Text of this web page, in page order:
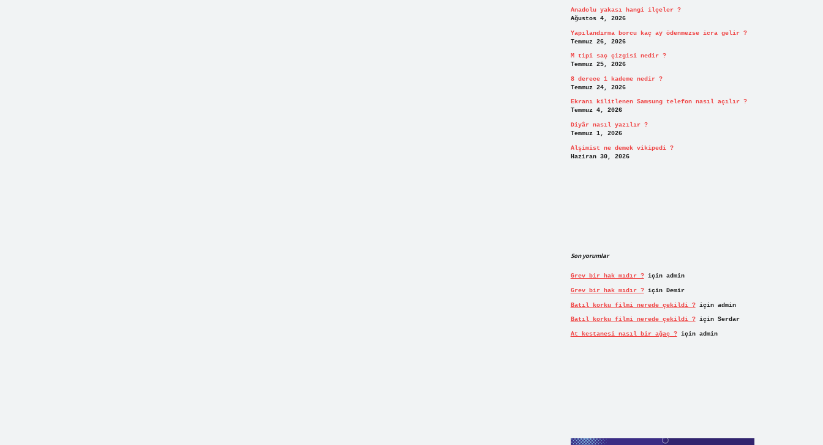
Anadolu yakası hangi ilçeler ?
Ağustos 4, 2026
Yapılandırma borcu kaç ay ödenmezse icra gelir ?
Temmuz 26, 2026
M tipi saç çizgisi nedir ?
Temmuz 25, 2026
8 derece 1 kademe nedir ?
Temmuz 24, 2026
Ekranı kilitlenen Samsung telefon nasıl açılır ?
Temmuz 4, 2026
Diyâr nasıl yazılır ?
Temmuz 1, 2026
Alşimist ne demek vikipedi ?
Haziran 30, 2026
Son yorumlar
Grev bir hak mıdır ?için admin
Grev bir hak mıdır ?için Demir
Batıl korku filmi nerede çekildi ?için admin
Batıl korku filmi nerede çekildi ?için Serdar
At kestanesi nasıl bir ağaç ?için admin